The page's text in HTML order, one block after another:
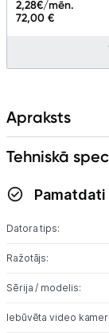
Blogs
Piegāde
72,00 €
2,28€/mēn.
Apraksts
Tehniskā
Pamatdati
Datora tips:
Ražotājs:
Sērija / modelis:
Iebūvēta video